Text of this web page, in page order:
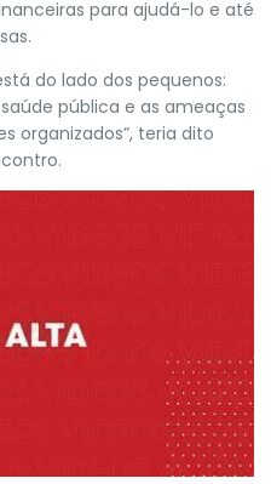
para ajudá-lo e até
do lado dos pequenos:
pública e as ameaças
organizados”, teria dito